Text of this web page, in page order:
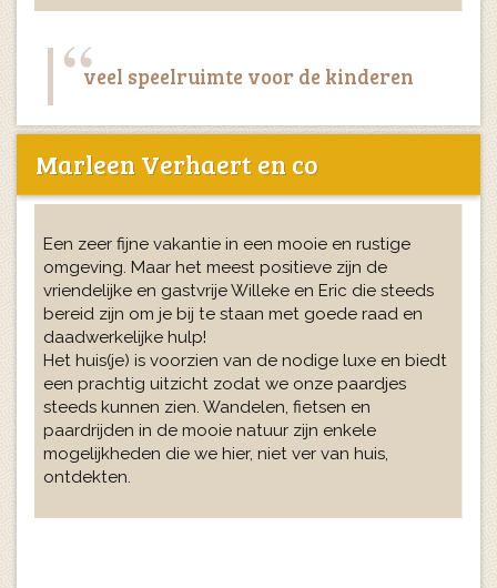
veel speelruimte voor de kinderen
Marleen Verhaert en co
Een zeer fijne vakantie in een mooie en rustige
omgeving. Maar het meest positieve zijn de
vriendelijke en gastvrije Willeke en Eric die steeds
bereid zijn om je bij te staan met goede raad en
daadwerkelijke hulp!
Het huis(je) is voorzien van de nodige luxe en biedt
een prachtig uitzicht zodat we onze paardjes
steeds kunnen zien. Wandelen, fietsen en
paardrijden in de mooie natuur zijn enkele
mogelijkheden die we hier, niet ver van huis,
ontdekten.